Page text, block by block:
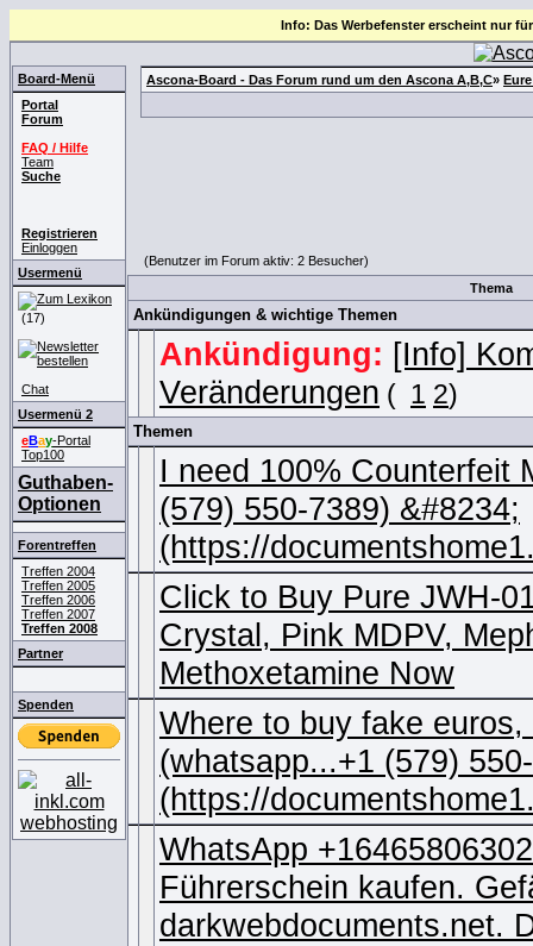
Info: Das Werbefenster erscheint nur
Board-Menü
Portal
Forum
FAQ / Hilfe
Team
Suche
Registrieren
Einloggen
Usermenü
(17)
Chat
Usermenü 2
eBay-Portal
Top100
Guthaben-
Optionen
Forentreffen
Treffen 2004
Treffen 2005
Treffen 2006
Treffen 2007
Treffen 2008
Partner
Spenden
Ascona-Board - Das Forum rund um den Ascona A,B,C»
(Benutzer im Forum aktiv: 2 Besucher)
Thema
Ankündigungen & wichtige Themen
Ankündigung: [Info]
Veränderungen ( 1 2)
Themen
I need 100% Counterfeit
(579) 550-7389) &#8234;
(https://
Click to Buy Pure JWH-
Crystal, Pink MDPV,
Methoxetamine Now
Where to buy fake euros,
(whatsapp...+1 (579)
(https://
WhatsApp
Führerschein kaufen.
darkwebdocuments.net.